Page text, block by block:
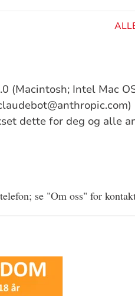
Intel Mac
dette for deg og alle
se "Om oss" for